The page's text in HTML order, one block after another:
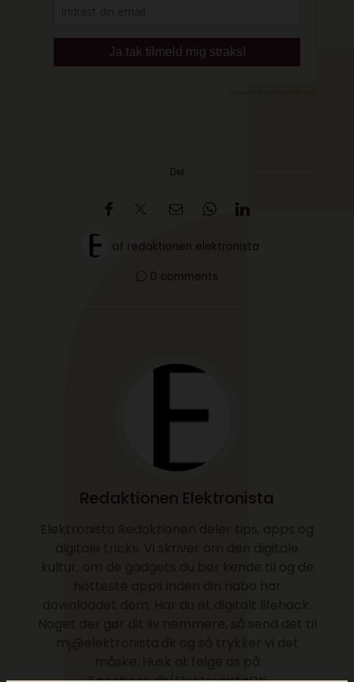
Del
af redaktionen elektronista
0 comments
Redaktionen Elektronista